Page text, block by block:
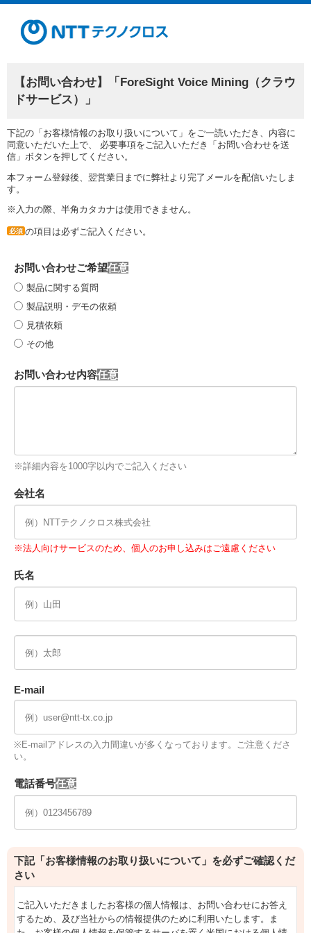
【お問い合わせ】「ForeSight Voice Mining（クラウ
ドサービス）」
下記の「お客様情報のお取り扱いについて」をご一読いただき、内容に
同意いただいた上で、 必要事項をご記入いただき「お問い合わせを送
信」ボタンを押してください。
本フォーム登録後、翌営業日までに弊社より完了メールを配信いたしま
す。
※入力の際、半角カタカナは使用できません。
必須 の項目は必ずご記入ください。
お問い合わせご希望
製品に関する質問
製品説明・デモの依頼
見積依頼
その他
お問い合わせ内容
※詳細内容を1000字以内でご記入ください
会社名
※法人向けサービスのため、個人のお申し込みはご遠慮ください
氏名
E-mail
※E-mailアドレスの入力間違いが多くなっております。ご注意くださ
い。
電話番号
下記「お客様情報のお取り扱いについて」を必ずご確認くだ
さい